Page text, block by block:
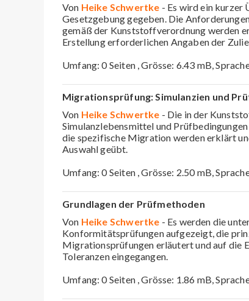
Von Heike Schwertke - Es wird ein kurzer
Gesetzgebung gegeben. Die
gemäß der Kunststoffverordnung werden
Erstellung erforderlichen Angaben der
Umfang: 0 Seiten , Grösse: 6.43 mB,
Migrationsprüfung: Simulanzien und
Von Heike Schwertke - Die in der
Simulanzlebensmittel und
die spezifische Migration werden erklärt
Auswahl geübt.
Umfang: 0 Seiten , Grösse: 2.50 mB,
Grundlagen der Prüfmethoden
Von Heike Schwertke - Es werden die
Konformitätsprüfungen aufgezeigt, die
Migrationsprüfungen erläutert und auf die
Toleranzen eingegangen.
Umfang: 0 Seiten , Grösse: 1.86 mB,